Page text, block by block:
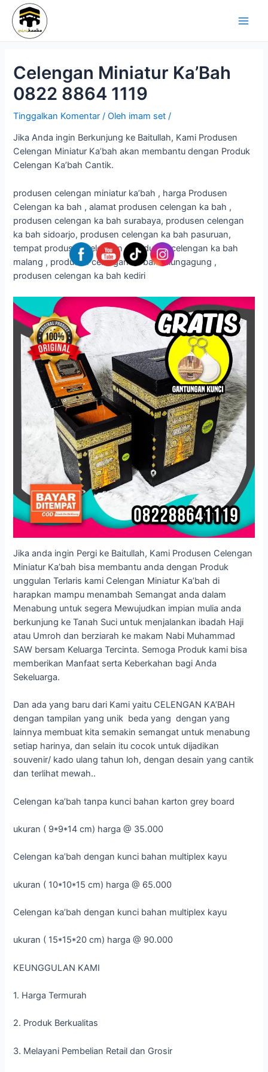
Lewati
konten
Celengan Miniatur Ka’Bah
0822 8864 1119
Tinggalkan Komentar / Oleh imam set/
Jika Anda ingin Berkunjung ke Baitullah, Kami Produsen
Celengan Miniatur Ka’bah akan membantu dengan Produk
Celengan Ka’bah Cantik.
produsen celengan miniatur ka’bah , harga Produsen
Celengan ka bah , alamat produsen celengan ka bah ,
produsen celengan ka bah surabaya, produsen celengan
ka bah sidoarjo, produsen celengan ka bah pasuruan,
tempat produsen celengan , produsen celengan ka bah
malang , produsen celengan ka bah tulungagung ,
produsen celengan ka bah kediri
Jika anda ingin Pergi ke Baitullah, Kami Produsen Celengan
Miniatur Ka’bah bisa membantu anda dengan Produk
unggulan Terlaris kami Celengan Miniatur Ka’bah di
harapkan mampu menambah Semangat anda dalam
Menabung untuk segera Mewujudkan impian mulia anda
berkunjung ke Tanah Suci untuk menjalankan ibadah Haji
atau Umroh dan berziarah ke makam Nabi Muhammad
SAW bersam Keluarga Tercinta. Semoga Produk kami bisa
memberikan Manfaat serta Keberkahan bagi Anda
Sekeluarga.
Dan ada yang baru dari Kami yaitu CELENGAN KA’BAH
dengan tampilan yang unik beda yang dengan yang
lainnya membuat kita semakin semangat untuk menabung
setiap harinya, dan selain itu cocok untuk dijadikan
souvenir/ kado ulang tahun loh, dengan desain yang cantik
dan terlihat mewah..
Celengan ka’bah tanpa kunci bahan karton grey board
ukuran ( 9*9*14 cm) harga @ 35.000
Celengan ka’bah dengan kunci bahan multiplex kayu
ukuran ( 10*10*15 cm) harga @ 65.000
Celengan ka’bah dengan kunci bahan multiplex kayu
ukuran ( 15*15*20 cm) harga @ 90.000
KEUNGGULAN KAMI
1. Harga Termurah
2. Produk Berkualitas
3. Melayani Pembelian Retail dan Grosir
Navigasi
pos